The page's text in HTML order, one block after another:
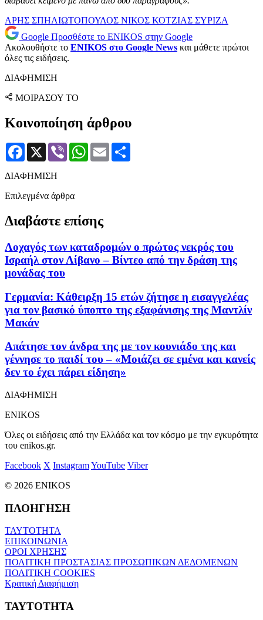
ΑΡΗΣ ΣΠΗΛΙΩΤΟΠΟΥΛΟΣ ΝΙΚΟΣ ΚΟΤΖΙΑΣ ΣΥΡΙΖΑ
Google Προσθέστε το ENIKOS στην Google
Ακολουθήστε το ENIKOS στο Google News και μάθετε πρώτοι
όλες τις ειδήσεις.
ΔΙΑΦΗΜΙΣΗ
ΜΟΙΡΑΣΟΥ ΤΟ
Κοινοποίηση άρθρου
Facebook
X Viber WhatsApp
Email
ΔΙΑΦΗΜΙΣΗ
Επιλεγμένα άρθρα
Διαβάστε επίσης
Λοχαγός των καταδρομών ο πρώτος νεκρός του
Ισραήλ στον Λίβανο – Βίντεο από την δράση της
μονάδας του
Γερμανία: Κάθειρξη 15 ετών ζήτησε η εισαγγελέας
για τον βασικό ύποπτο της εξαφάνισης της Μαντλίν
Μακάν
Απάτησε τον άνδρα της με τον κουνιάδο της και
γέννησε το παιδί του – «Μοιάζει σε εμένα και κανείς
δεν το έχει πάρει είδηση»
ΔΙΑΦΗΜΙΣΗ
ENIKOS
Όλες οι ειδήσεις από την Ελλάδα και τον κόσμο με την εγκυρότητα
του enikos.gr.
Facebook X InstagramYouTube Viber
© 2026 ENIKOS
ΠΛΟΗΓΗΣΗ
ΤΑΥΤΟΤΗΤΑ
ΕΠΙΚΟΙΝΩΝΙΑ
ΟΡΟΙ ΧΡΗΣΗΣ
ΠΟΛΙΤΙΚΗ ΠΡΟΣΤΑΣΙΑΣ ΠΡΟΣΩΠΙΚΩΝ ΔΕΔΟΜΕΝΩΝ
ΠΟΛΙΤΙΚΗ COOKIES
Κρατική Διαφήμιση
ΤΑΥΤΟΤΗΤΑ